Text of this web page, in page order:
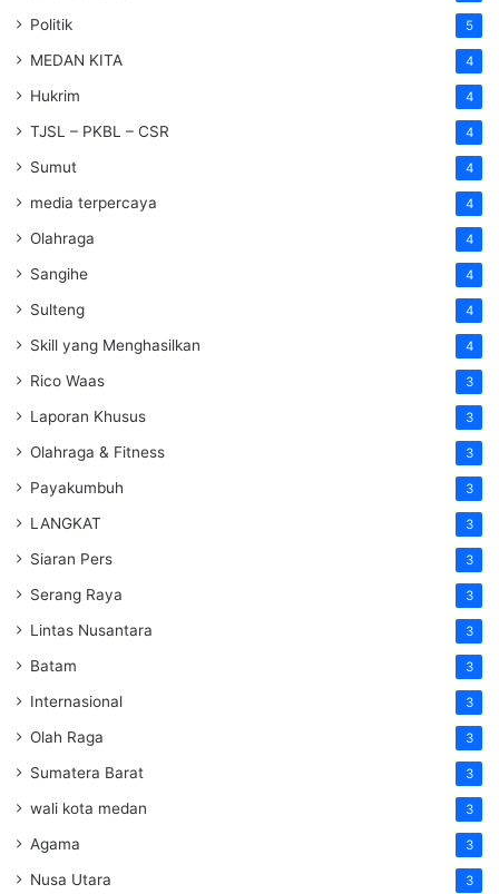
Politik 5
MEDAN KITA 4
Hukrim 4
TJSL – PKBL – CSR 4
Sumut 4
media terpercaya 4
Olahraga 4
Sangihe 4
Sulteng 4
Skill yang Menghasilkan 4
Rico Waas 3
Laporan Khusus 3
Olahraga & Fitness 3
Payakumbuh 3
LANGKAT 3
Siaran Pers 3
Serang Raya 3
Lintas Nusantara 3
Batam 3
Internasional 3
Olah Raga 3
Sumatera Barat 3
wali kota medan 3
Agama 3
Nusa Utara 3